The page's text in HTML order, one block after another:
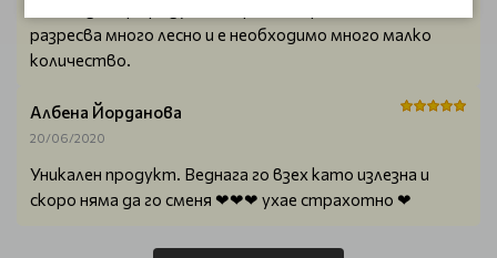
разресва много лесно и е необходимо много малко
количество.
Албена Йорданова
20/06/2020
Уникален продукт. Веднага го взех като излезна и
скоро няма да го сменя ❤❤❤ ухае страхотно ❤